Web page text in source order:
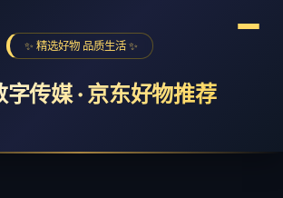
✨ 精选好物 品质生活 ✨
字传媒 · 京东好物推荐